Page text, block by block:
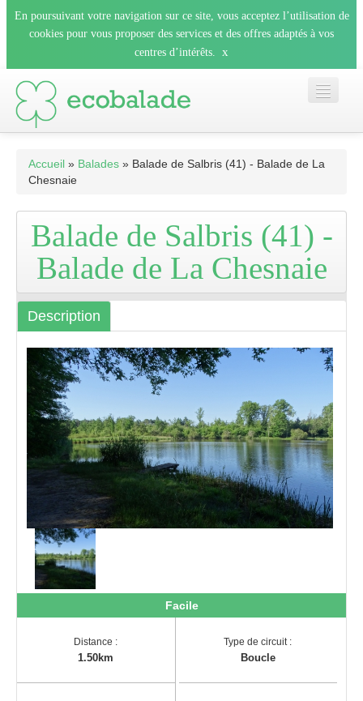
En poursuivant votre navigation sur ce site, vous acceptez l’utilisation de
cookies pour vous proposer des services et des offres adaptés à vos
centres d’intérêts.
x
Les espèces
Mobile
Le blog
Pro
Accueil » Balades » Balade de Salbris (41) - Balade de La
Chesnaie
Balade de Salbris (41) -
Balade de La Chesnaie
Description
Facile
Distance :
1.50km
Type de circuit :
Boucle